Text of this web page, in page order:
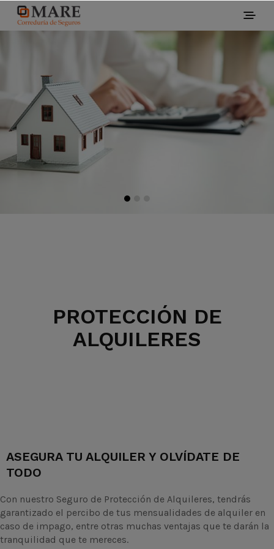
PROTECCIÓN DE
ALQUILERES
ASEGURA TU ALQUILER Y OLVÍDATE DE
TODO
Con nuestro Seguro de Protección de Alquileres, tendrás
garantizado el percibo de tus mensualidades de alquiler en
caso de impago, entre otras muchas ventajas que te darán la
tranquilidad que te mereces.